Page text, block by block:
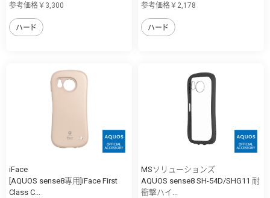
参考価格￥3,300
ハード
参考価格￥2,178
ハード
iFace
[AQUOS sense8専用]iFace First
Class C...
MSソリューションズ
AQUOS sense8 SH-54D/SHG11 耐
衝撃ハイ...